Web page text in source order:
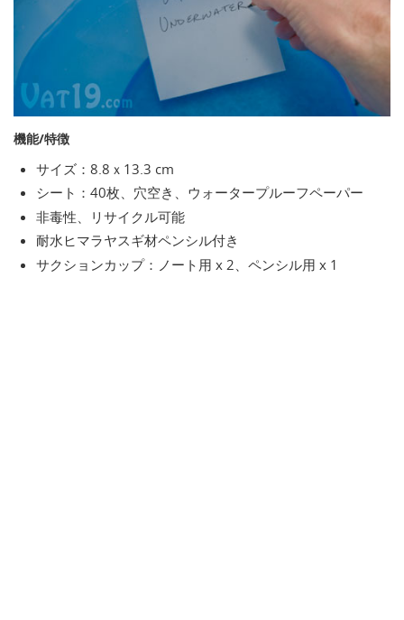
機能/特徴
サイズ：8.8ｘ13.3 cm
シート：40枚、穴空き、ウォータープルーフペーパー
非毒性、リサイクル可能
耐水ヒマラヤスギ材ペンシル付き
サクションカップ：ノート用 x 2、ペンシル用 x 1